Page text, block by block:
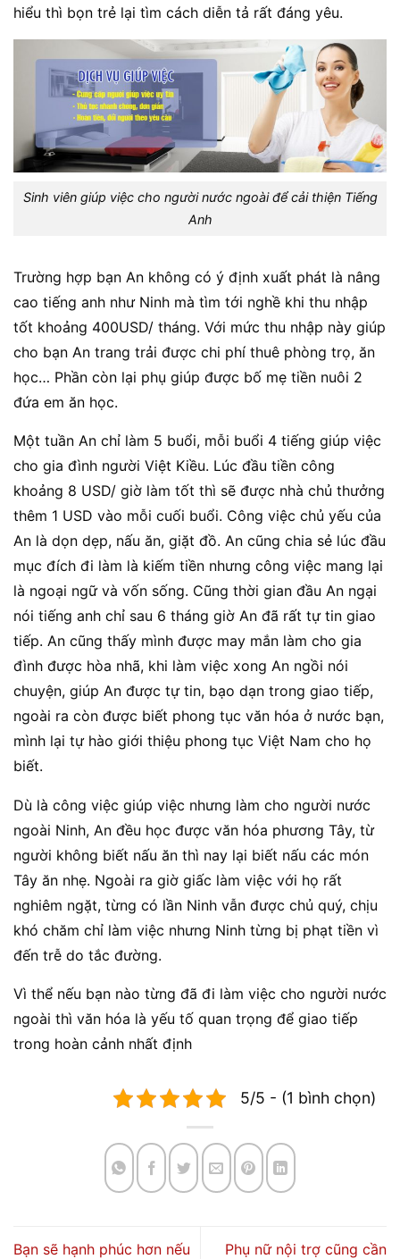
hiểu thì bọn trẻ lại tìm cách diễn tả rất đáng yêu.
Sinh viên giúp việc cho người nước ngoài để cải thiện Tiếng
Anh
Trường hợp bạn An không có ý định xuất phát là nâng
cao tiếng anh như Ninh mà tìm tới nghề khi thu nhập
tốt khoảng 400USD/ tháng. Với mức thu nhập này giúp
cho bạn An trang trải được chi phí thuê phòng trọ, ăn
học… Phần còn lại phụ giúp được bố mẹ tiền nuôi 2
đứa em ăn học.
Một tuần An chỉ làm 5 buổi, mỗi buổi 4 tiếng giúp việc
cho gia đình người Việt Kiều. Lúc đầu tiền công
khoảng 8 USD/ giờ làm tốt thì sẽ được nhà chủ thưởng
thêm 1 USD vào mỗi cuối buổi. Công việc chủ yếu của
An là dọn dẹp, nấu ăn, giặt đồ. An cũng chia sẻ lúc đầu
mục đích đi làm là kiếm tiền nhưng công việc mang lại
là ngoại ngữ và vốn sống. Cũng thời gian đầu An ngại
nói tiếng anh chỉ sau 6 tháng giờ An đã rất tự tin giao
tiếp. An cũng thấy mình được may mắn làm cho gia
đình được hòa nhã, khi làm việc xong An ngồi nói
chuyện, giúp An được tự tin, bạo dạn trong giao tiếp,
ngoài ra còn được biết phong tục văn hóa ở nước bạn,
mình lại tự hào giới thiệu phong tục Việt Nam cho họ
biết.
Dù là công việc giúp việc nhưng làm cho người nước
ngoài Ninh, An đều học được văn hóa phương Tây, từ
người không biết nấu ăn thì nay lại biết nấu các món
Tây ăn nhẹ. Ngoài ra giờ giấc làm việc với họ rất
nghiêm ngặt, từng có lần Ninh vẫn được chủ quý, chịu
khó chăm chỉ làm việc nhưng Ninh từng bị phạt tiền vì
đến trễ do tắc đường.
Vì thể nếu bạn nào từng đã đi làm việc cho người nước
ngoài thì văn hóa là yếu tố quan trọng để giao tiếp
trong hoàn cảnh nhất định
5/5 - (1 bình chọn)
Bạn sẽ hạnh phúc hơn nếu Phụ nữ nội trợ cũng cần